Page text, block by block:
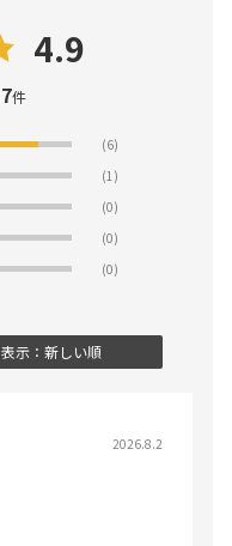
4.9
7件
(6)
(1)
(0)
(0)
(0)
表示：新しい順
2026.8.2